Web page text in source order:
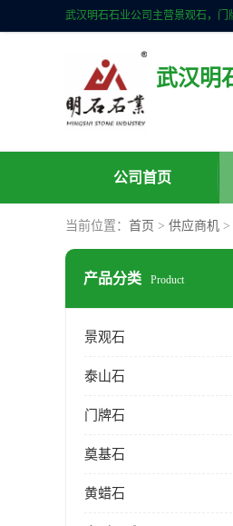
武汉明
公司首页
当前位置： 首页 > 供应商机 >
产品分类 Product
景观石
泰山石
门牌石
奠基石
黄蜡石